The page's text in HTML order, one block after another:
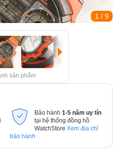
1 / 9
sản phẩm
Bảo hành 1-5 năm uy tín
tại hệ thống đồng hồ
WatchStore Xem địa chỉ
bảo hành